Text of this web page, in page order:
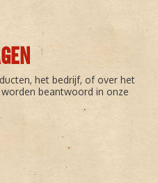
het bedrijf, of over het
beantwoord in onze